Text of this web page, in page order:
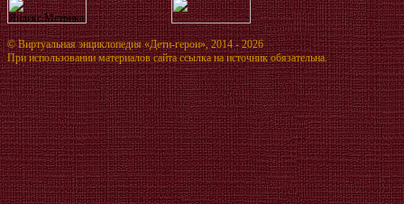
©Виртуальная энциклопедия «Дети-герои», 2014 - 2026
При использовании материалов сайта ссылка на источник обязательна.